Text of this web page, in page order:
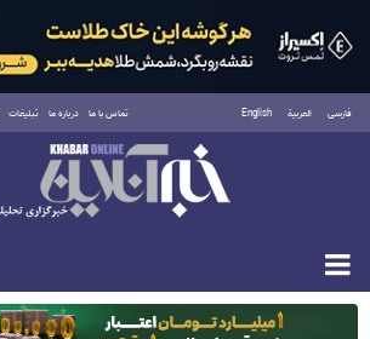
فارسی العربية English تماس با ما درباره ما تبلیغات
دوشنبه ۱۹ مرداد ۱۴۰۵